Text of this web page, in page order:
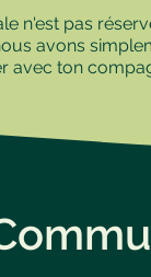
n'est pas
avons
avec ton